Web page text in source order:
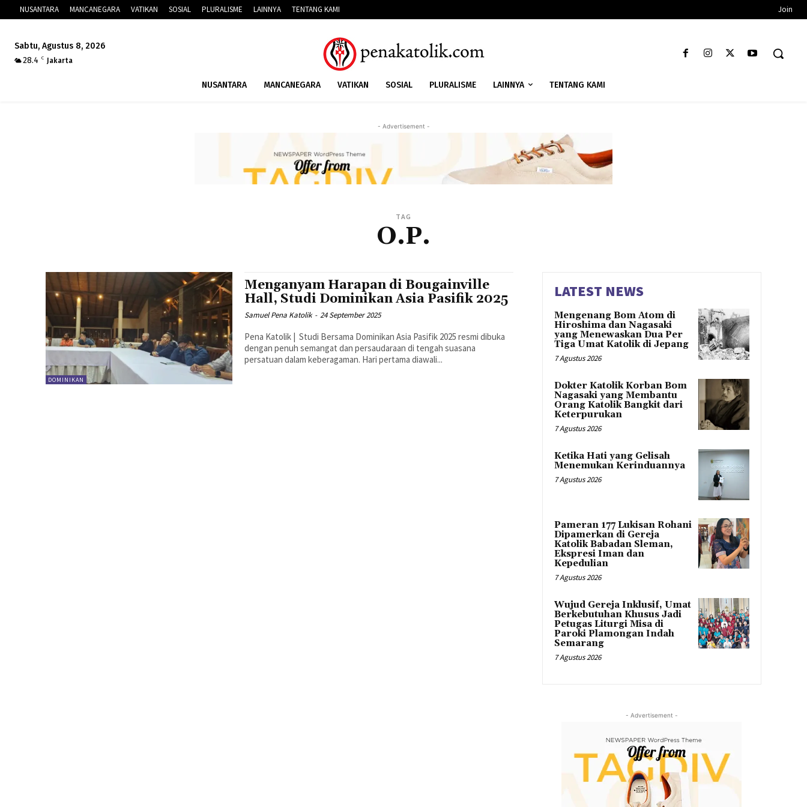
NUSANTARA MANCANEGARA VATIKAN SOSIAL PLURALISME LAINNYA TENTANG KAMI Join
Sabtu, Agustus 8, 2026
28.4
C Jakarta
NUSANTARA MANCANEGARA VATIKAN SOSIAL PLURALISME LAINNYA TENTANG KAMI
- Advertisement -
TAG
O.P.
DOMINIKAN
Menganyam Harapan di Bougainville
Hall, Studi Dominikan Asia Pasifik 2025
Samuel Pena Katolik - 24 September 2025
Pena Katolik | Studi Bersama Dominikan Asia Pasifik 2025 resmi dibuka
dengan penuh semangat dan persaudaraan di tengah suasana
persatuan dalam keberagaman. Hari pertama diawali...
LATEST NEWS
Mengenang Bom Atom di
Hiroshima dan Nagasaki
yang Menewaskan Dua Per
Tiga Umat Katolik di Jepang
7 Agustus 2026
Dokter Katolik Korban Bom
Nagasaki yang Membantu
Orang Katolik Bangkit dari
Keterpurukan
7 Agustus 2026
Ketika Hati yang Gelisah
Menemukan Kerinduannya
7 Agustus 2026
Pameran 177 Lukisan Rohani
Dipamerkan di Gereja
Katolik Babadan Sleman,
Ekspresi Iman dan
Kepedulian
7 Agustus 2026
Wujud Gereja Inklusif, Umat
Berkebutuhan Khusus Jadi
Petugas Liturgi Misa di
Paroki Plamongan Indah
Semarang
7 Agustus 2026
- Advertisement -